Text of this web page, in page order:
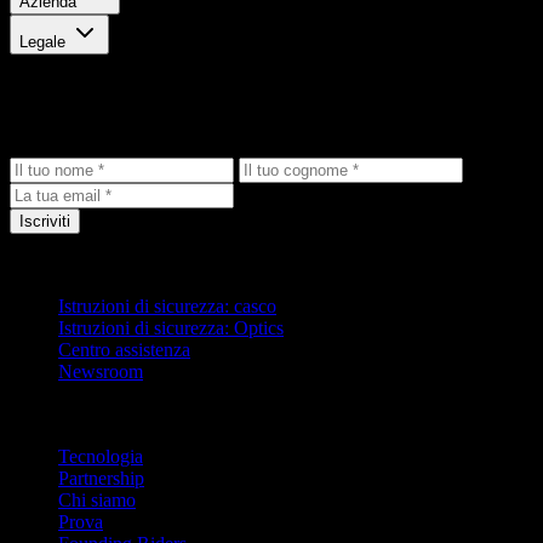
Legale
Iscriviti
Istruzioni di sicurezza: casco
Istruzioni di sicurezza: Optics
Centro assistenza
Newsroom
Tecnologia
Partnership
Chi siamo
Prova